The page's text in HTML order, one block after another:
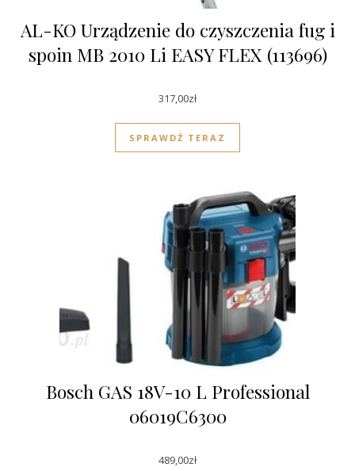
AL-KO Urządzenie do czyszczenia fug i
spoin MB 2010 Li EASY FLEX (113696)
317,00zł
SPRAWDŹ TERAZ
Bosch GAS 18V-10 L Professional
06019C6300
489,00zł